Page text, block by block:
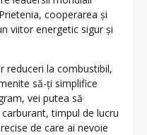
cooperarea și
viitor energetic sigur și
reduceri la combustibil,
să-ți simplifice
vei putea să
timpul de lucru
de care ai nevoie